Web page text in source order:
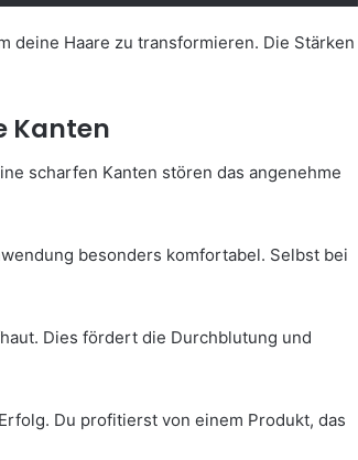
deine Haare zu transformieren. Die Stärken
Kanten
scharfen Kanten stören das angenehme
besonders komfortabel. Selbst bei
Dies fördert die Durchblutung und
Du profitierst von einem Produkt, das